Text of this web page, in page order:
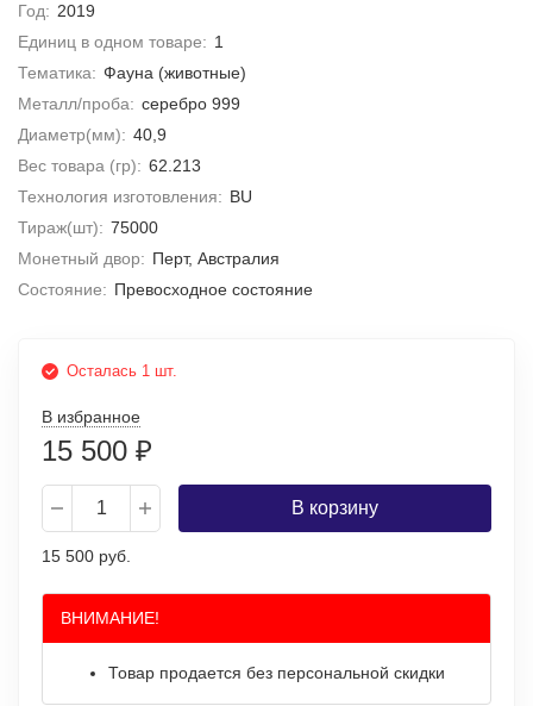
Год: 2019
Единиц в одном товаре: 1
Тематика: Фауна (животные)
Металл/проба: серебро 999
Диаметр(мм): 40,9
Вес товара (гр): 62.213
Технология изготовления: BU
Тираж(шт): 75000
Монетный двор: Перт, Австралия
Состояние: Превосходное состояние
Осталась 1 шт.
В избранное
15 500 ₽
В корзину
15 500 руб.
ВНИМАНИЕ!
Товар продается без персональной скидки